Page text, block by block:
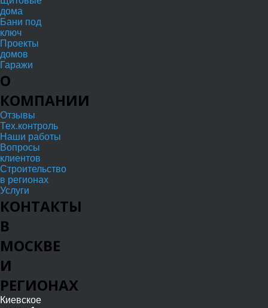
дома
Бани под
ключ
Проекты
домов
Гаражи
О
КОМПАНИИ
Отзывы
Тех.контроль
Наши работы
Вопросы
клиентов
Строительство
в регионах
Услуги
КОНТАКТЫ
В
МОСКВЕ
И
РЕГИОНАХ
Киевское